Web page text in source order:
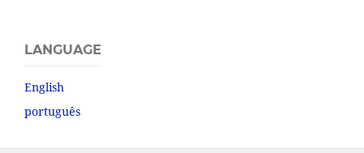
LANGUAGE
English
português